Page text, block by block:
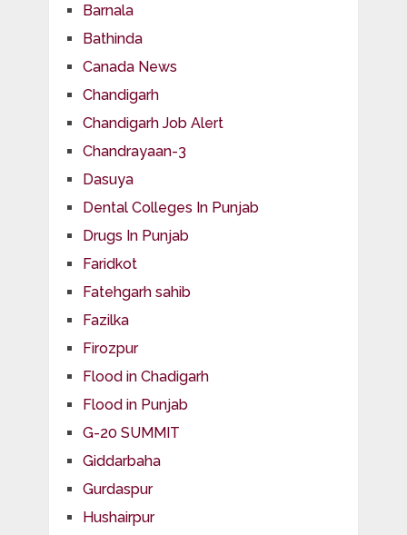
Barnala
Bathinda
Canada News
Chandigarh
Chandigarh Job Alert
Chandrayaan-3
Dasuya
Dental Colleges In Punjab
Drugs In Punjab
Faridkot
Fatehgarh sahib
Fazilka
Firozpur
Flood in Chadigarh
Flood in Punjab
G-20 SUMMIT
Giddarbaha
Gurdaspur
Hushairpur